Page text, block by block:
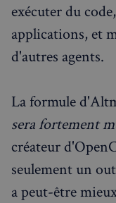
exécuter du
applications, et
d'autres agents.
La formule
sera fortement
créateur
seulement un
a peut-être